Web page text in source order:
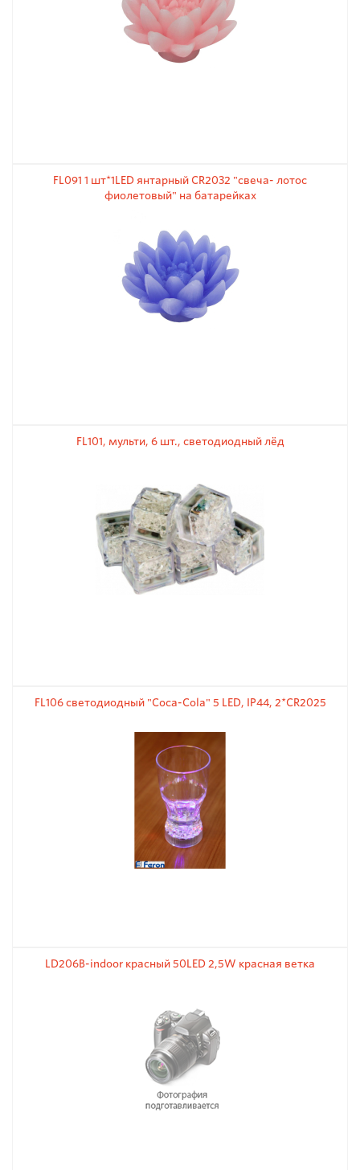
FL091 1 шт*1LED янтарный CR2032 "свеча- лотос
фиолетовый" на батарейках
FL101, мульти, 6 шт., светодиодный лёд
FL106 светодиодный "Coca-Cola" 5 LED, IP44, 2*CR2025
LD206B-indoor красный 50LЕD 2,5W красная ветка